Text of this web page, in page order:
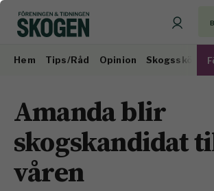
Hem Tips/Råd Opinion Skogsskötsel
Amanda blir
skogskandidat
våren